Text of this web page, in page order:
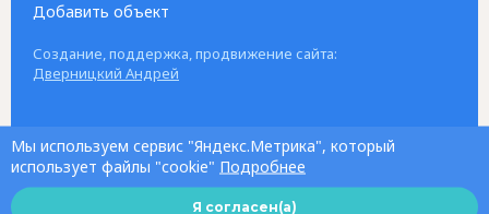
Добавить объект
Создание, поддержка, продвижение сайта:
Дверницкий Андрей
Мы используем сервис "Яндекс.Метрика", который
использует файлы "cookie" Подробнее
Я согласен(а)